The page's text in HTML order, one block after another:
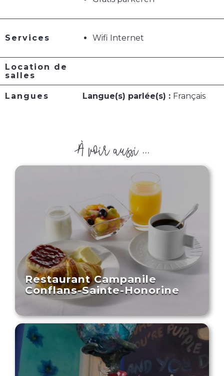
Services Wifi Internet
Location de
salles
Langues Langue(s) parlée(s) : Français
À voir aussi ...
Restaurant Campanile
Conflans-Sainte-Honorine